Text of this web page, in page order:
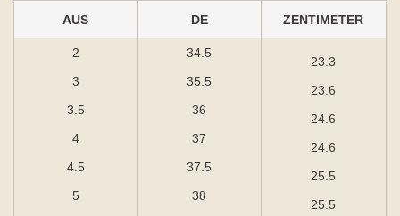
AUS
2
3
3.5
4
4.5
5
DE
34.5
35.5
36
37
37.5
38
ZENTIMETER
23.3
23.6
24.6
24.6
25.5
25.5